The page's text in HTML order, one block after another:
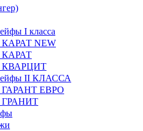
I класса
КАРАТ NEW
КАРАТ
КВАРЦИТ
II КЛАССА
ГАРАНТ ЕВРО
ГРАНИТ